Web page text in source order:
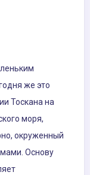
же это
Тоскана на
моря,
окруженный
Основу